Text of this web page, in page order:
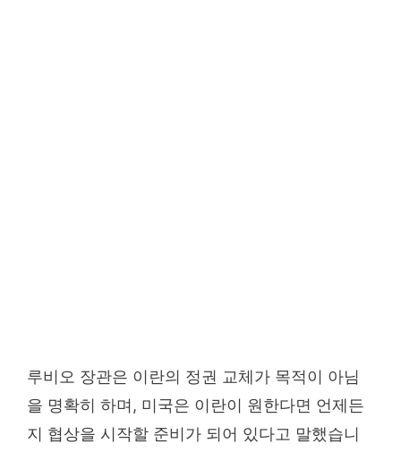
루비오 장관은 이란의 정권 교체가 목적이 아님
을 명확히 하며, 미국은 이란이 원한다면 언제든
지 협상을 시작할 준비가 되어 있다고 말했습니